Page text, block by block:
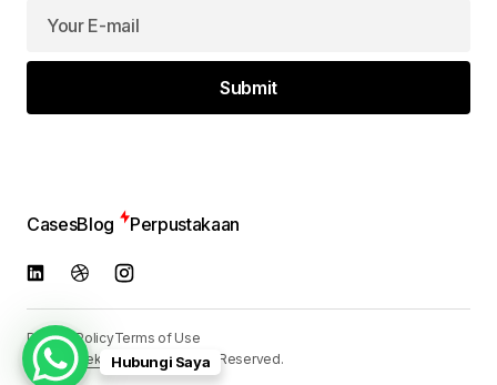
Submit
CasesBlog Perpustakaan
Privacy PolicyTerms of Use
© 2024 Reka Media. All Rights Reserved.
Hubungi Saya